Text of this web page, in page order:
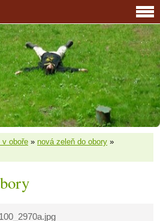
v oboře » nová zeleň do obory »
100_2970a.jpg